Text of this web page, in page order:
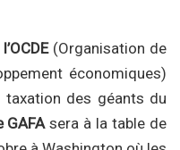
l’OCDE(Organisation de
économiques)
des géants du
GAFAsera à la table de